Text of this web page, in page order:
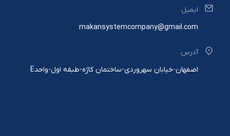
ایمیل
makansystemcompany@gmail.com
آدرس
اصفهان-خیابان سهروردی-ساختمان کاژه-طبقه اول-واحدE